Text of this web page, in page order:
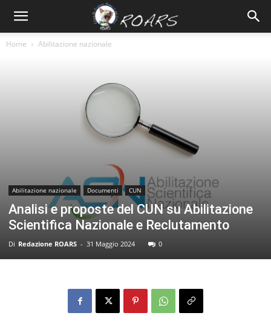
Home Abilitazione nazionale
Abilitazione nazionale Documenti CUN
Analisi e proposte del CUN su Abilitazione
Scientifica Nazionale e Reclutamento
Di Redazione ROARS - 31 Maggio 2024 0